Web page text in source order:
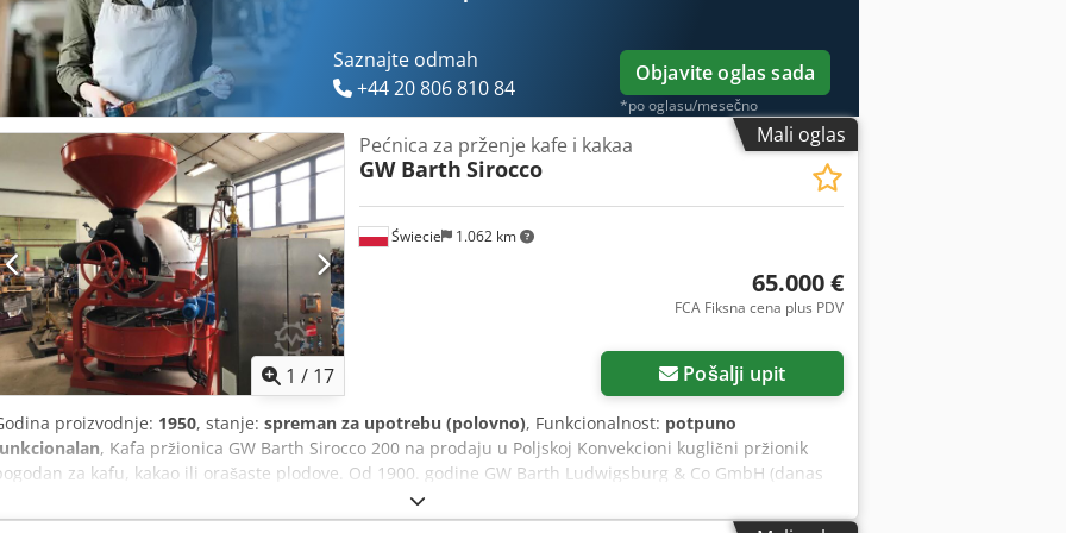
Saznajte odmah
+44 20 806 810 84
Objavite oglas sada
*po oglasu/mesečno
Mali oglas
1 / 17
Świecie 1.062 km
Pećnica za prženje kafe i kakaa
GW Barth Sirocco
65.000 €
FCA Fiksna cena plus PDV
Pošalji upit
proizvodnje: 1950, stanje: spreman za upotrebu (polovno), Funkcionalnost: potpuno
, Kafa pržionica GW Barth Sirocco 200 na prodaju u Poljskoj Konvekcioni kuglični pržionik
za kafu, kakao ili orašaste plodove. Od 1900. godine GW Barth Ludwigsburg & Co GmbH (danas
Bühler Group) bio je jedan od svetskih lidera u proizvodnji mašina za prženje, posebno za proizvođače
gde se mnogi Sirocco modeli još uvek koriste i danas. Zahvaljujući uglavnom livenom gvožđu, ove